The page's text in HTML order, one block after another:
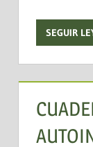
SEGUIR